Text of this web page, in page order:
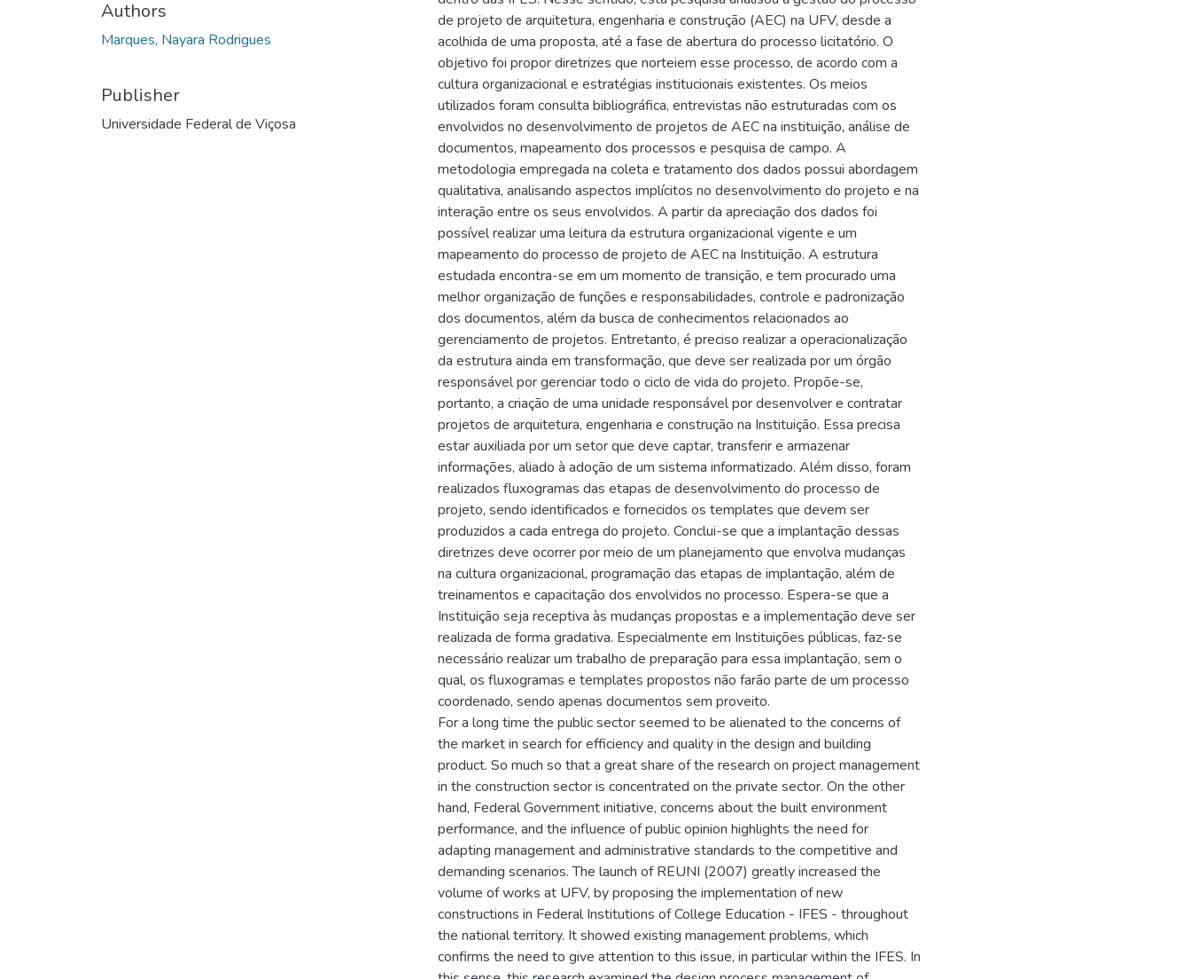
Authors
Marques, Nayara Rodrigues
Publisher
Universidade Federal de Viçosa
de projeto de arquitetura, engenharia e construção (AEC) na UFV, desde a
acolhida de uma proposta, até a fase de abertura do processo licitatório. O
objetivo foi propor diretrizes que norteiem esse processo, de acordo com a
cultura organizacional e estratégias institucionais existentes. Os meios
utilizados foram consulta bibliográfica, entrevistas não estruturadas com os
envolvidos no desenvolvimento de projetos de AEC na instituição, análise de
documentos, mapeamento dos processos e pesquisa de campo. A
metodologia empregada na coleta e tratamento dos dados possui abordagem
qualitativa, analisando aspectos implícitos no desenvolvimento do projeto e na
interação entre os seus envolvidos. A partir da apreciação dos dados foi
possível realizar uma leitura da estrutura organizacional vigente e um
mapeamento do processo de projeto de AEC na Instituição. A estrutura
estudada encontra-se em um momento de transição, e tem procurado uma
melhor organização de funções e responsabilidades, controle e padronização
dos documentos, além da busca de conhecimentos relacionados ao
gerenciamento de projetos. Entretanto, é preciso realizar a operacionalização
da estrutura ainda em transformação, que deve ser realizada por um órgão
responsável por gerenciar todo o ciclo de vida do projeto. Propõe-se,
portanto, a criação de uma unidade responsável por desenvolver e contratar
projetos de arquitetura, engenharia e construção na Instituição. Essa precisa
estar auxiliada por um setor que deve captar, transferir e armazenar
informações, aliado à adoção de um sistema informatizado. Além disso, foram
realizados fluxogramas das etapas de desenvolvimento do processo de
projeto, sendo identificados e fornecidos os templates que devem ser
produzidos a cada entrega do projeto. Conclui-se que a implantação dessas
diretrizes deve ocorrer por meio de um planejamento que envolva mudanças
na cultura organizacional, programação das etapas de implantação, além de
treinamentos e capacitação dos envolvidos no processo. Espera-se que a
Instituição seja receptiva às mudanças propostas e a implementação deve ser
realizada de forma gradativa. Especialmente em Instituições públicas, faz-se
necessário realizar um trabalho de preparação para essa implantação, sem o
qual, os fluxogramas e templates propostos não farão parte de um processo
coordenado, sendo apenas documentos sem proveito.
For a long time the public sector seemed to be alienated to the concerns of
the market in search for efficiency and quality in the design and building
product. So much so that a great share of the research on project management
in the construction sector is concentrated on the private sector. On the other
hand, Federal Government initiative, concerns about the built environment
performance, and the influence of public opinion highlights the need for
adapting management and administrative standards to the competitive and
demanding scenarios. The launch of REUNI (2007) greatly increased the
volume of works at UFV, by proposing the implementation of new
constructions in Federal Institutions of College Education - IFES - throughout
the national territory. It showed existing management problems, which
confirms the need to give attention to this issue, in particular within the IFES. In